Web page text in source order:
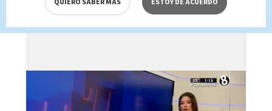
Brenes, 06 de agosto 2026
QUIERO SABER MÁS ESTOY DE ACUERDO